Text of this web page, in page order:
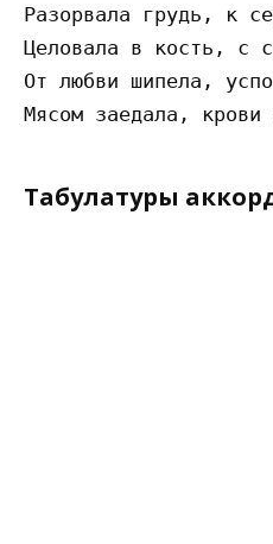
Разорвала грудь, к
Целовала в кость, с
От любви шипела,
Табулатуры